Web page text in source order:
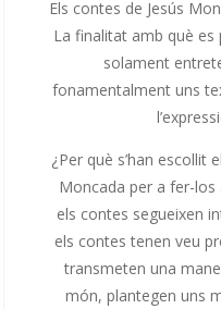
Els contes de Jesús
La finalitat amb què
solament
fonamentalment uns
¿Per què s’han escollit
Moncada per a fer-los
els contes segueixen
els contes tenen veu
transmeten una
món, plantegen uns